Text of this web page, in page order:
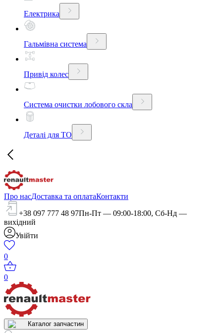
Електрика
Гальмівна система
Привід колес
Система очистки лобового скла
Деталі для ТО
Про насДоставка та оплатаКонтакти
+38 097 777 48 97Пн-Пт — 09:00-18:00, Сб-Нд —
вихідний
Увійти
0
0
Каталог запчастин